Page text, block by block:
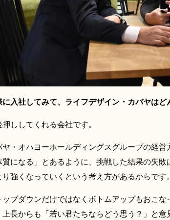
入社してみて、ライフデザイン・カバヤはど
ししてくれる会社です。
ヤ・オハヨーホールディングスグループの経
質になる」とあるように、挑戦した結果の失敗
強くなっていくという考え方があるからです。
ップダウンだけではなくボトムアップもおこ
上長からも「若い君たちならどう思う？」と